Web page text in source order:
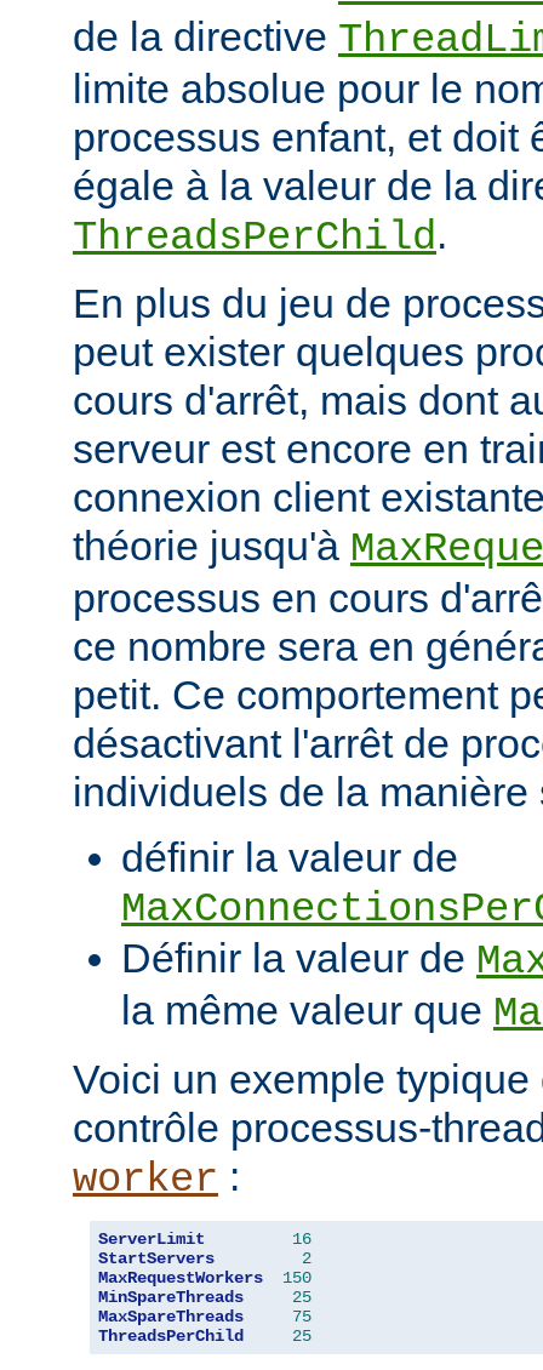
de la directive
limite absolue pour le
processus enfant, et doit
égale à la valeur de la
ThreadsPerChild.
En plus du jeu de
peut exister quelques
cours d'arrêt, mais dont
serveur est encore en
connexion client
théorie jusqu'à
processus en cours
ce nombre sera en
petit. Ce comportement
désactivant l'arrêt de
individuels de la manière
définir la valeur de
Définir la valeur de
la même valeur que
Voici un exemple
contrôle processus-
worker :
ServerLimit
16
StartServers
2
MaxRequestWorkers
150
MinSpareThreads
25
MaxSpareThreads
75
ThreadsPerChild
25